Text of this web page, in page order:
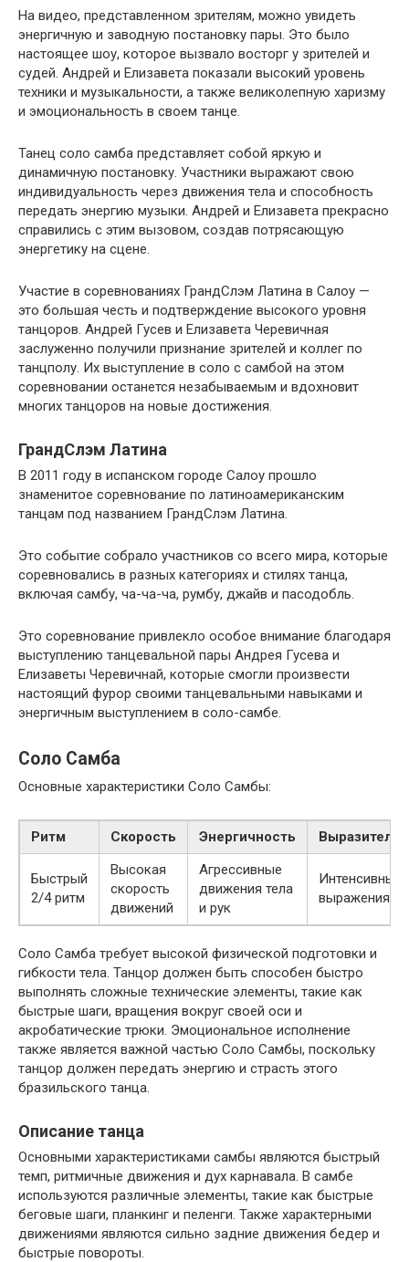
На видео, представленном зрителям, можно увидеть
энергичную и заводную постановку пары. Это было
настоящее шоу, которое вызвало восторг у зрителей и
судей. Андрей и Елизавета показали высокий уровень
техники и музыкальности, а также великолепную харизму
и эмоциональность в своем танце.
Танец соло самба представляет собой яркую и
динамичную постановку. Участники выражают свою
индивидуальность через движения тела и способность
передать энергию музыки. Андрей и Елизавета прекрасно
справились с этим вызовом, создав потрясающую
энергетику на сцене.
Участие в соревнованиях ГрандСлэм Латина в Салоу —
это большая честь и подтверждение высокого уровня
танцоров. Андрей Гусев и Елизавета Черевичная
заслуженно получили признание зрителей и коллег по
танцполу. Их выступление в соло с самбой на этом
соревновании останется незабываемым и вдохновит
многих танцоров на новые достижения.
ГрандСлэм Латина
В 2011 году в испанском городе Салоу прошло
знаменитое соревнование по латиноамериканским
танцам под названием ГрандСлэм Латина.
Это событие собрало участников со всего мира, которые
соревновались в разных категориях и стилях танца,
включая самбу, ча-ча-ча, румбу, джайв и пасодобль.
Это соревнование привлекло особое внимание благодаря
выступлению танцевальной пары Андрея Гусева и
Елизаветы Черевичнай, которые смогли произвести
настоящий фурор своими танцевальными навыками и
энергичным выступлением в соло-самбе.
Соло Самба
Основные характеристики Соло Самбы:
Ритм Скорость Энергичность
Быстрый
2/4 ритм
Высокая
скорость
движений
Агрессивные
движения тела
и рук
Интенсивные
выражения
Соло Самба требует высокой физической подготовки и
гибкости тела. Танцор должен быть способен быстро
выполнять сложные технические элементы, такие как
быстрые шаги, вращения вокруг своей оси и
акробатические трюки. Эмоциональное исполнение
также является важной частью Соло Самбы, поскольку
танцор должен передать энергию и страсть этого
бразильского танца.
Описание танца
Основными характеристиками самбы являются быстрый
темп, ритмичные движения и дух карнавала. В самбе
используются различные элементы, такие как быстрые
беговые шаги, планкинг и пеленги. Также характерными
движениями являются сильно задние движения бедер и
быстрые повороты.